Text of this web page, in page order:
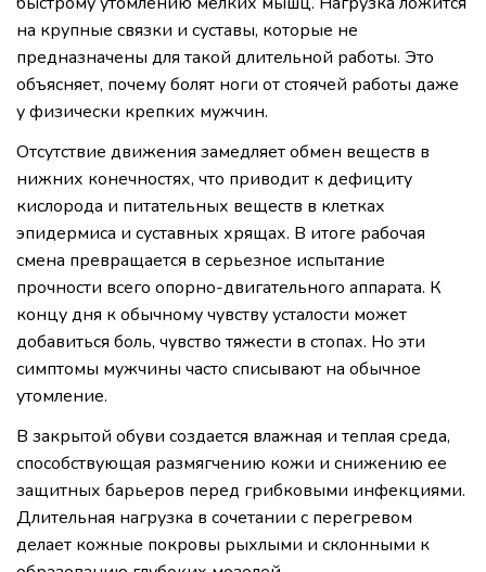
на крупные связки и суставы, которые не
предназначены для такой длительной работы. Это
объясняет, почему болят ноги от стоячей работы даже
у физически крепких мужчин.
Отсутствие движения замедляет обмен веществ в
нижних конечностях, что приводит к дефициту
кислорода и питательных веществ в клетках
эпидермиса и суставных хрящах. В итоге рабочая
смена превращается в серьезное испытание
прочности всего опорно-двигательного аппарата. К
концу дня к обычному чувству усталости может
добавиться боль, чувство тяжести в стопах. Но эти
симптомы мужчины часто списывают на обычное
утомление.
В закрытой обуви создается влажная и теплая среда,
способствующая размягчению кожи и снижению ее
защитных барьеров перед грибковыми инфекциями.
Длительная нагрузка в сочетании с перегревом
делает кожные покровы рыхлыми и склонными к